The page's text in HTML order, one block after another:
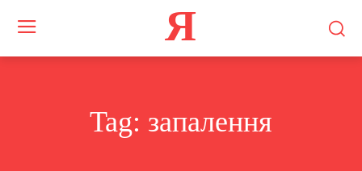
Я
Tag: запалення